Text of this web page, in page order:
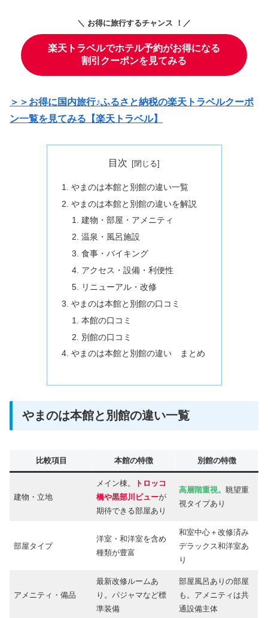
＼ お得に旅行するチャンス ！／
楽天トラベルでホテル予約がお得になる
割引クーポンを見てみる
＞＞お得に国内旅行♪ふるさと納税の楽天トラベルクーポ
ン一覧を見てみる【楽天トラベル】
目次
やまのは本館と別館の違い一覧
やまのは本館と別館の違いを解説
建物・部屋・アメニティ
温泉・風呂施設
食事・バイキング
アクセス・設備・利便性
リニューアル・改修
やまのは本館と別館の口コミ
本館の口コミ
別館の口コミ
やまのは本館と別館の違い まとめ
やまのは本館と別館の違い一覧
比較項目 本館の特徴 別館の特徴
建物・立地
メイン棟。
トロッコ
橋や黒部川ビューが
期待できる部屋あり
高層階重視。 眺望重
視タイプあり
部屋タイプ
洋室・和洋室を含め
種類が豊富
和室中心＋改修済み
デラックス和洋室あ
り
アメニティ・備品
最新改修ルームあ
り。パジャマなど標
準装備
部屋風呂ありの部屋
も。アメニティは共
通設備主体